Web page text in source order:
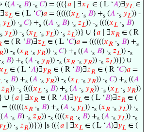
((𝐴 ·s 𝐵) ·s 𝐶) = ((({𝑎 ∣ ∃𝑥𝐿 ∈ ( L ‘𝐴)∃𝑦𝐿 ∈
𝑧𝐿 ∈ ( L ‘𝐶)𝑎 = ((((((𝑥𝐿 ·s 𝐵) +s (𝐴 ·s 𝑦𝐿)) -
𝑦𝐿)) ·s 𝐶) +s ((𝐴 ·s 𝐵) ·s 𝑧𝐿)) -s ((((𝑥𝐿 ·s 𝐵)
s 𝑦𝐿)) -s (𝑥𝐿 ·s 𝑦𝐿)) ·s 𝑧𝐿))} ∪ {𝑎 ∣ ∃𝑥𝑅 ∈ ( R
∈ ( R ‘𝐵)∃𝑧𝐿 ∈ ( L ‘𝐶)𝑎 = ((((((𝑥𝑅 ·s 𝐵) +s
)) -s (𝑥𝑅 ·s 𝑦𝑅)) ·s 𝐶) +s ((𝐴 ·s 𝐵) ·s 𝑧𝐿)) -s
·s 𝐵) +s (𝐴 ·s 𝑦𝑅)) -s (𝑥𝑅 ·s 𝑦𝑅)) ·s 𝑧𝐿))}) ∪
𝐿 ∈ ( L ‘𝐴)∃𝑦𝑅 ∈ ( R ‘𝐵)∃𝑧𝑅 ∈ ( R ‘𝐶)𝑎 =
·s 𝐵) +s (𝐴 ·s 𝑦𝑅)) -s (𝑥𝐿 ·s 𝑦𝑅)) ·s 𝐶) +s ((𝐴
𝑧𝑅)) -s ((((𝑥𝐿 ·s 𝐵) +s (𝐴 ·s 𝑦𝑅)) -s (𝑥𝐿 ·s 𝑦𝑅))
∪ {𝑎 ∣ ∃𝑥𝑅 ∈ ( R ‘𝐴)∃𝑦𝐿 ∈ ( L ‘𝐵)∃𝑧𝑅 ∈ (
= ((((((𝑥𝑅 ·s 𝐵) +s (𝐴 ·s 𝑦𝐿)) -s (𝑥𝑅 ·s 𝑦𝐿)) ·s
𝐴 ·s 𝐵) ·s 𝑧𝑅)) -s ((((𝑥𝑅 ·s 𝐵) +s (𝐴 ·s 𝑦𝐿)) -s
𝐿)) ·s 𝑧𝑅))})) |s (({𝑎 ∣ ∃𝑥𝐿 ∈ ( L ‘𝐴)∃𝑦𝐿 ∈ (